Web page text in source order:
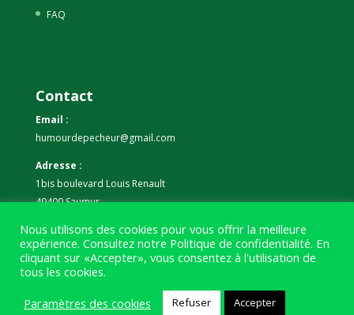
FAQ
Contact
Email :
humourdepecheur@gmail.com
Adresse :
1bis boulevard Louis Renault
49400 Saumur
Téléphone :
07 59 61 06 63
Nous utilisons des cookies pour vous offrir la meilleure
expérience. Consultez notre Politique de confidentialité. En
cliquant sur «Accepter», vous consentez à l'utilisation de
tous les cookies.
Paramètres des cookies
Refuser Accepter